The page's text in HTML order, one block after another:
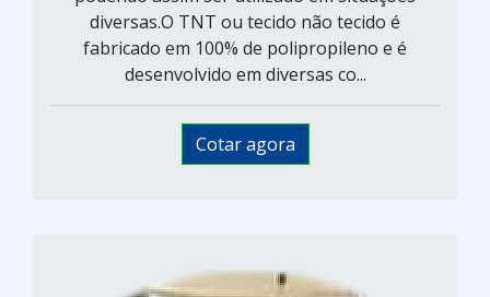
diversas.O TNT ou tecido não tecido é
fabricado em 100% de polipropileno e é
desenvolvido em diversas co...
Cotar agora